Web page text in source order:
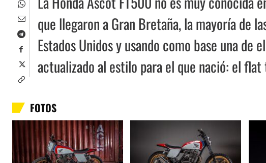
que llegaron a Gran Bretaña, la mayoría de
Estados Unidos y usando como base una de
actualizado al estilo para el que nació: el
FOTOS